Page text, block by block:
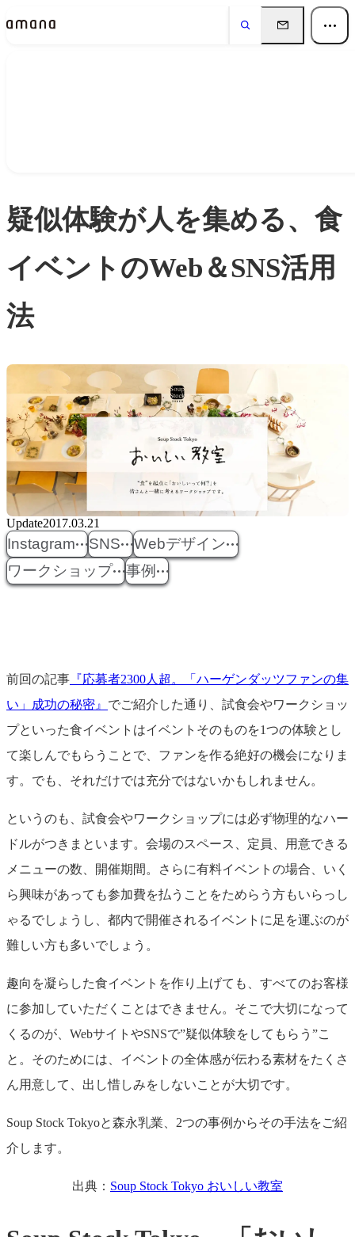
疑似体験が人を集める、食
イベントのWeb＆SNS活用
法
Update2017.03.21
Instagram SNS
Webデザイン
ワークショップ
事例
前回の記事 『応募者2300人超。「ハーゲンダッツファンの集
い」成功の秘密』 でご紹介した通り、試食会やワークショッ
プといった食イベントはイベントそのものを1つの体験とし
て楽しんでもらうことで、ファンを作る絶好の機会になりま
す。でも、それだけでは充分ではないかもしれません。
というのも、試食会やワークショップには必ず物理的なハー
ドルがつきまといます。会場のスペース、定員、用意できる
メニューの数、開催期間。さらに有料イベントの場合、いく
ら興味があっても参加費を払うことをためらう方もいらっし
ゃるでしょうし、都内で開催されるイベントに足を運ぶのが
難しい方も多いでしょう。
趣向を凝らした食イベントを作り上げても、すべてのお客様
に参加していただくことはできません。そこで大切になって
くるのが、WebサイトやSNSで”疑似体験をしてもらう”こ
と。そのためには、イベントの全体感が伝わる素材をたくさ
ん用意して、出し惜しみをしないことが大切です。
Soup Stock Tokyoと森永乳業、2つの事例からその手法をご紹
介します。
出典： Soup Stock Tokyo おいしい教室